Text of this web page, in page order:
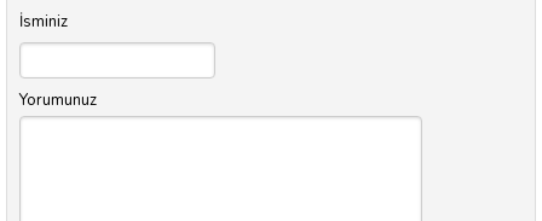
İsminiz
Yorumunuz